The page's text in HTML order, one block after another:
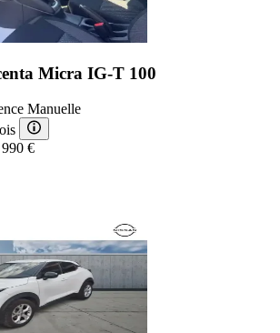
Micra IG-T 100
Manuelle
990 €